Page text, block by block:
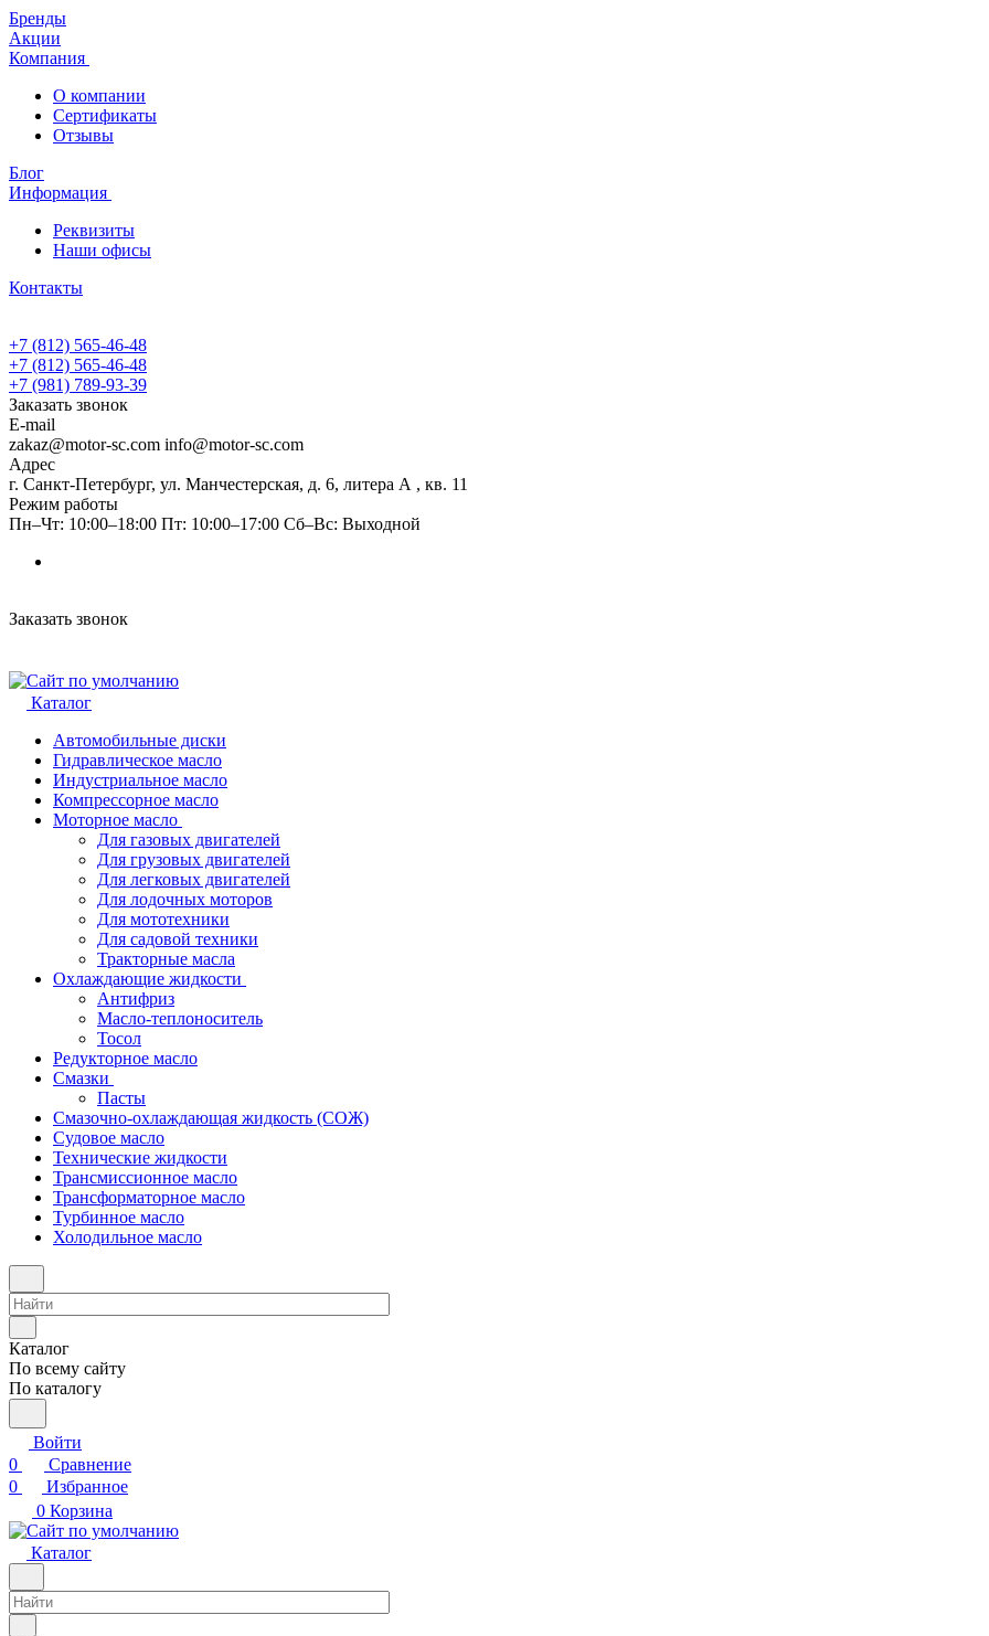
Бренды
Акции
Компания
О компании
Сертификаты
Отзывы
Блог
Информация
Реквизиты
Наши офисы
Контакты
+7 (812) 565-46-48
+7 (812) 565-46-48
+7 (981) 789-93-39
Заказать звонок
E-mail
zakaz@motor-sc.com info@motor-sc.com
Адрес
г. Санкт-Петербург, ул. Манчестерская, д. 6, литера А , кв. 11
Режим работы
Пн–Чт: 10:00–18:00 Пт: 10:00–17:00 Сб–Вс: Выходной
Заказать звонок
Каталог
Автомобильные диски
Гидравлическое масло
Индустриальное масло
Компрессорное масло
Моторное масло
Для газовых двигателей
Для грузовых двигателей
Для легковых двигателей
Для лодочных моторов
Для мототехники
Для садовой техники
Тракторные масла
Охлаждающие жидкости
Антифриз
Масло-теплоноситель
Тосол
Редукторное масло
Смазки
Пасты
Смазочно-охлаждающая жидкость (СОЖ)
Судовое масло
Технические жидкости
Трансмиссионное масло
Трансформаторное масло
Турбинное масло
Холодильное масло
Каталог
По всему сайту
По каталогу
Войти
0
Сравнение
0
Избранное
0 Корзина
Каталог